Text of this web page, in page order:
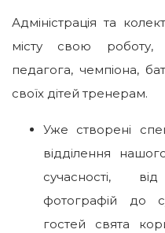
Адміністрація та
місту свою роботу,
педагога, чемпіона,
своїх дітей тренерам.
Уже створені
відділення
сучасності,
фотографій до
гостей свята